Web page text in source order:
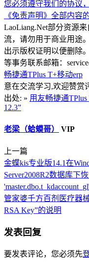
您必须遵守我们的协议
《免责声明》全部内容
LaoLiang.Net部分资源
流，请勿用于商业用途
出示版权证明以便删除
等事务联系邮箱：
畅捷通TPlus T+移动erp
意在交流学习,欢迎赞赏
出处: » 用友畅捷通
12.3”
老梁（蛤蟆哥） VIP
上一篇
金蝶kis专业版14.1在
Server2008R2数据库下
管家婆千方百剂医疗器
RSA Key”的说明
发表回复
要发表评论，您必须先